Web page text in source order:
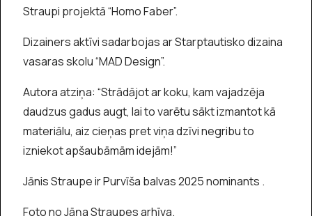
Straupi projektā “Homo Faber”.
Dizainers aktīvi sadarbojas ar Starptautisko dizaina
vasaras skolu “MAD Design”.
Autora atziņa: “Strādājot ar koku, kam vajadzēja
daudzus gadus augt, lai to varētu sākt izmantot kā
materiālu, aiz cieņas pret viņa dzīvi negribu to
izniekot apšaubāmām idejām!”
Jānis Straupe ir Purvīša balvas 2025 nominants .
Foto no Jāņa Straupes arhīva.